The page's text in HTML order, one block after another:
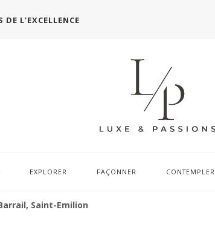
L’EXCELLENCE
EXPLORER FAÇONNER CONTEMPLER
Saint-Emilion